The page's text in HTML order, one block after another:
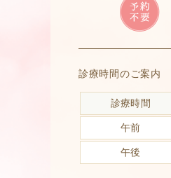
診療時間のご案内
診療時間
午前
午後